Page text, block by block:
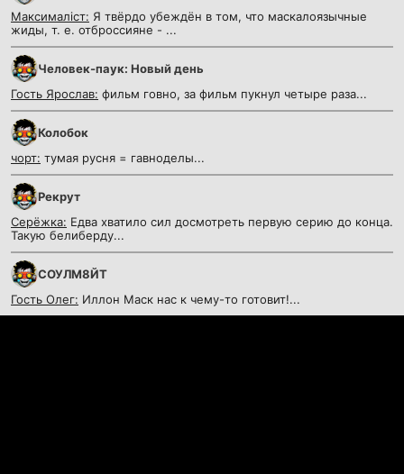
Максималіст: Я твёрдо убеждён в том, что маскалоязычные
жиды, т. е. отброссияне - ...
Человек-паук: Новый день
Гость Ярослав: фильм говно, за фильм пукнул четыре раза...
Колобок
чорт: тумая русня = гавноделы...
Рекрут
Серёжка: Едва хватило сил досмотреть первую серию до конца.
Такую белиберду...
СОУЛМ8ЙТ
Гость Олег: Иллон Маск нас к чему-то готовит!...